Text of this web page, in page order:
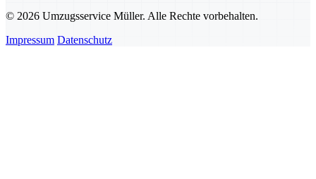
© 2026 Umzugsservice Müller. Alle Rechte vorbehalten.
Impressum Datenschutz